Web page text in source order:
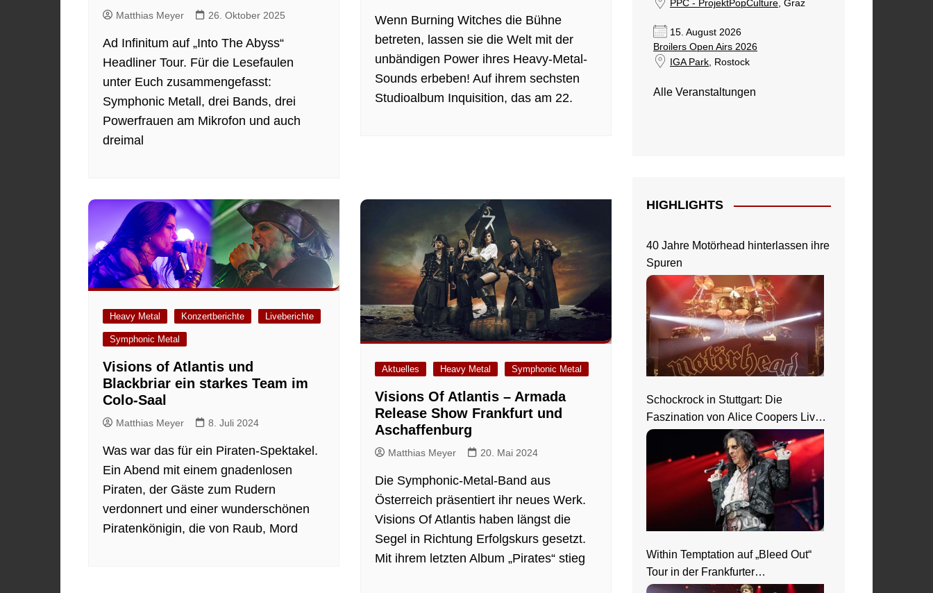
Matthias Meyer 26. Oktober 2025
Ad Infinitum auf „Into The Abyss“
Headliner Tour. Für die Lesefaulen
unter Euch zusammengefasst:
Symphonic Metall, drei Bands, drei
Powerfrauen am Mikrofon und auch
dreimal
Wenn Burning Witches die Bühne
betreten, lassen sie die Welt mit der
unbändigen Power ihres Heavy-Metal-
Sounds erbeben! Auf ihrem sechsten
Studioalbum Inquisition, das am 22.
Heavy Metal Konzertberichte Liveberichte
Symphonic Metal
Visions of Atlantis und
Blackbriar ein starkes Team im
Colo-Saal
Matthias Meyer 8. Juli 2024
Was war das für ein Piraten-Spektakel.
Ein Abend mit einem gnadenlosen
Piraten, der Gäste zum Rudern
verdonnert und einer wunderschönen
Piratenkönigin, die von Raub, Mord
Aktuelles Heavy Metal Symphonic Metal
Visions Of Atlantis – Armada
Release Show Frankfurt und
Aschaffenburg
Matthias Meyer 20. Mai 2024
Die Symphonic-Metal-Band aus
Österreich präsentiert ihr neues Werk.
Visions Of Atlantis haben längst die
Segel in Richtung Erfolgskurs gesetzt.
Mit ihrem letzten Album „Pirates“ stieg
PPC - ProjektPopCulture, Graz
15. August 2026
Broilers Open Airs 2026
IGA Park, Rostock
Alle Veranstaltungen
HIGHLIGHTS
40 Jahre Motörhead hinterlassen ihre
Spuren
Schockrock in Stuttgart: Die
Faszination von Alice Coopers Live-
Show
Within Temptation auf „Bleed Out“
Tour in der Frankfurter
Jahrhunderthalle